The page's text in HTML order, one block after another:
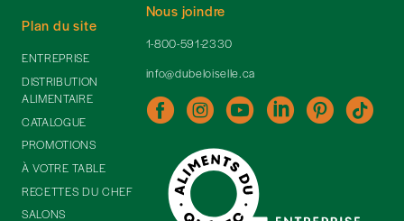
Nous joindre
1-800-591-2330
info@dubeloiselle.ca
Plan du site
ENTREPRISE
DISTRIBUTION
ALIMENTAIRE
CATALOGUE
PROMOTIONS
À VOTRE TABLE
RECETTES DU CHEF
SALONS